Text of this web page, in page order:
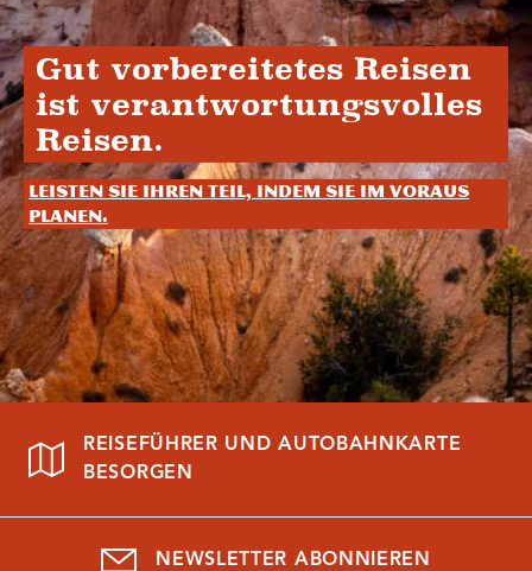
Gut vorbereitetes Reisen
ist verantwortungsvolles
Reisen.
Leisten Sie Ihren Teil, indem Sie im Voraus
planen.
REISEFÜHRER UND AUTOBAHNKARTE
BESORGEN
NEWSLETTER ABONNIEREN